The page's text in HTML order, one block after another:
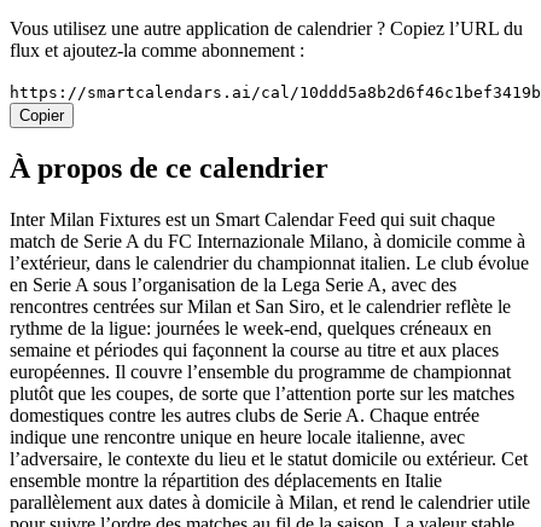
Vous utilisez une autre application de calendrier ? Copiez l’URL du
flux et ajoutez-la comme abonnement :
https://smartcalendars.ai/cal/
Copier
À propos de ce calendrier
Inter Milan Fixtures est un Smart Calendar Feed qui suit chaque
match de Serie A du FC Internazionale Milano, à domicile comme à
l’extérieur, dans le calendrier du championnat italien. Le club évolue
en Serie A sous l’organisation de la Lega Serie A, avec des
rencontres centrées sur Milan et San Siro, et le calendrier reflète le
rythme de la ligue: journées le week-end, quelques créneaux en
semaine et périodes qui façonnent la course au titre et aux places
européennes. Il couvre l’ensemble du programme de championnat
plutôt que les coupes, de sorte que l’attention porte sur les matches
domestiques contre les autres clubs de Serie A. Chaque entrée
indique une rencontre unique en heure locale italienne, avec
l’adversaire, le contexte du lieu et le statut domicile ou extérieur. Cet
ensemble montre la répartition des déplacements en Italie
parallèlement aux dates à domicile à Milan, et rend le calendrier utile